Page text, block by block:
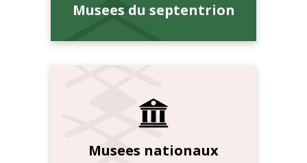
Musees du septentrion
Musees nationaux